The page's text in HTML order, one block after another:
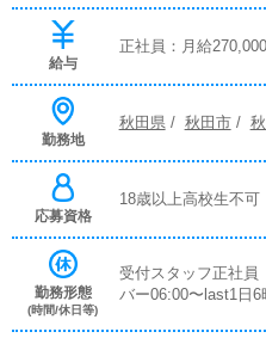
給与
正社員：月給
勤務地
秋田県 / 秋田市/
応募資格
18歳以上高校生不可
勤務形態
(時間/休日等)
受付スタッフ正社
バー06:00〜last1日